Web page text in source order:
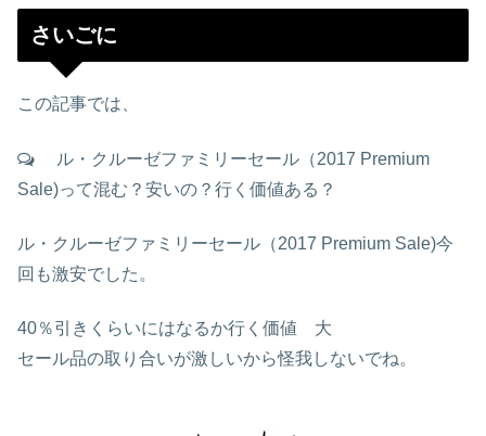
さいごに
この記事では、
ル・クルーゼファミリーセール（2017 Premium
Sale)って混む？安いの？行く価値ある？
ル・クルーゼファミリーセール（2017 Premium Sale)今
回も激安でした。
40％引きくらいにはなるか行く価値 大
セール品の取り合いが激しいから怪我しないでね。